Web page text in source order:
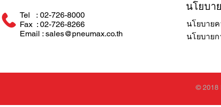
Tel : 02-726-8000
Fax : 02-726-8266
Email : sales@pneumax.co.th
นโยบา
นโยบาย
นโยบาย
© 2018